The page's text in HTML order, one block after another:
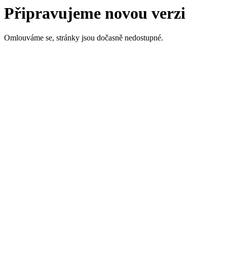
Připravujeme novou verzi
Omlouváme se, stránky jsou dočasně nedostupné.